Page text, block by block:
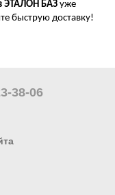
ЭТАЛОН БАЗ уже
быструю доставку!
38-06